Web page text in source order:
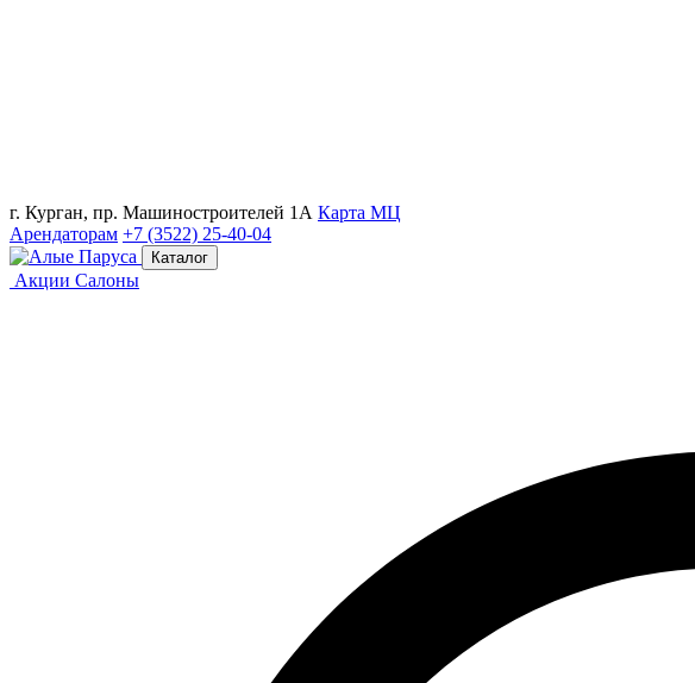
г. Курган, пр. Машиностроителей 1А Карта МЦ
Арендаторам +7 (3522) 25-40-04
Каталог
Акции Салоны